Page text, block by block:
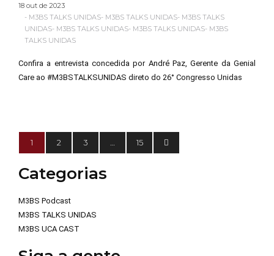
18 out de 2023
- M3BS TALKS UNIDAS- M3BS TALKS UNIDAS- M3BS TALKS
UNIDAS- M3BS TALKS UNIDAS- M3BS TALKS UNIDAS- M3BS
TALKS UNIDAS
Confira a entrevista concedida por André Paz, Gerente da Genial
Care ao #M3BSTALKSUNIDAS direto do 26° Congresso Unidas
1 2 3 15
Categorias
M3BS Podcast
M3BS TALKS UNIDAS
M3BS UCA CAST